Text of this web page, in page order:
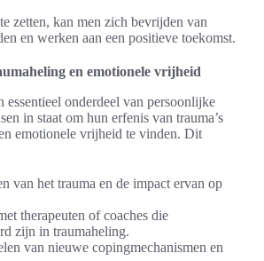
zetten, kan men zich bevrijden van
en werken aan een positieve toekomst.
en emotionele vrijheid
essentieel onderdeel van persoonlijke
in staat om hun erfenis van trauma’s
emotionele vrijheid te vinden. Dit
van het trauma en de impact ervan op
therapeuten of coaches die
zijn in traumaheling.
van nieuwe copingmechanismen en